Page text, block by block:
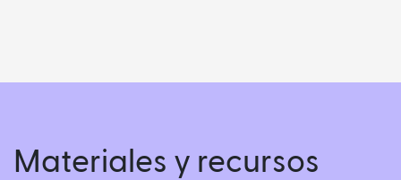
Materiales y recursos